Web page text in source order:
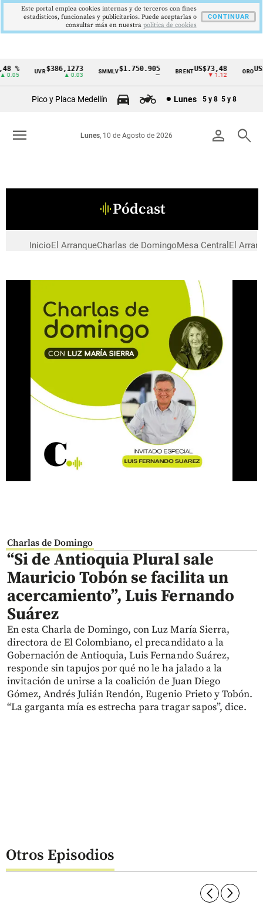
Cintillo
Colombia
%
0.05
UVR$386,1273
▲ 0.03
SMMLV$1.750.905
—
BRENTUS$73,48
▼ 1.12
ORO
Pico y Placa Medellín Lunes 5 y 8 5 y 8
person search
Lunes, 10 de Agosto de 2026
menu
graphic_eqPódcast
InicioEl ArranqueCharlas de DomingoMesa Central El
Charlas de Domingo
“Si de Antioquia Plural sale
Mauricio Tobón se facilita un
acercamiento”, Luis Fernando
Suárez
En esta Charla de Domingo, con Luz María Sierra,
directora de El Colombiano, el precandidato a la
Gobernación de Antioquia, Luis Fernando Suárez,
responde sin tapujos por qué no le ha jalado a la
invitación de unirse a la coalición de Juan Diego
Gómez, Andrés Julián Rendón, Eugenio Prieto y Tobón.
“La garganta mía es estrecha para tragar sapos”, dice.
Otros Episodios
arrow_forward_ios arrow_forward_ios
Este portal emplea cookies internas y de terceros con fines
estadísticos, funcionales y publicitarios. Puede aceptarlas o
consultar más en nuestra politica de cookies
CONTINUAR